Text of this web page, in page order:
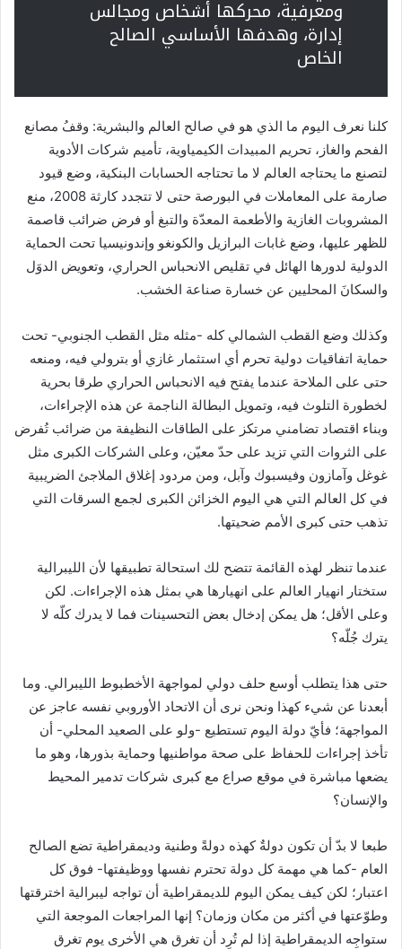
ومعرفية، محركها أشخاص ومجالس
إدارة، وهدفها الأساسي الصالح
الخاص
كلنا نعرف اليوم ما الذي هو في صالح العالم والبشرية: وقفُ مصانع
الفحم والغاز، تحريم المبيدات الكيمياوية، تأميم شركات الأدوية
لتصنع ما يحتاجه العالم لا ما تحتاجه الحسابات البنكية، وضع قيود
صارمة على المعاملات في البورصة حتى لا تتجدد كارثة 2008، منع
المشروبات الغازية والأطعمة المعدّة والتبغ أو فرض ضرائب قاصمة
للظهر عليها، وضع غابات البرازيل والكونغو وإندونيسيا تحت الحماية
الدولية لدورها الهائل في تقليص الانحباس الحراري، وتعويض الدوَل
والسكانَ المحليين عن خسارة صناعة الخشب.
وكذلك وضع القطب الشمالي كله -مثله مثل القطب الجنوبي- تحت
حماية اتفاقيات دولية تحرم أي استثمار غازي أو بترولي فيه، ومنعه
حتى على الملاحة عندما يفتح فيه الانحباس الحراري طرقا بحرية
لخطورة التلوث فيه، وتمويل البطالة الناجمة عن هذه الإجراءات،
وبناء اقتصاد تضامني مرتكز على الطاقات النظيفة من ضرائب تُفرض
على الثروات التي تزيد على حدّ معيّن، وعلى الشركات الكبرى مثل
غوغل وآمازون وفيسبوك وآبل، ومن مردود إغلاق الملاجئ الضريبية
في كل العالم التي هي اليوم الخزائن الكبرى لجمع السرقات التي
تذهب حتى كبرى الأمم ضحيتها.
عندما تنظر لهذه القائمة تتضح لك استحالة تطبيقها لأن الليبرالية
ستختار انهيار العالم على انهيارها هي بمثل هذه الإجراءات. لكن
وعلى الأقل؛ هل يمكن إدخال بعض التحسينات فما لا يدرك كلّه لا
يترك جُلّه؟
حتى هذا يتطلب أوسع حلف دولي لمواجهة الأخطبوط الليبرالي. وما
أبعدنا عن شيء كهذا ونحن نرى أن الاتحاد الأوروبي نفسه عاجز عن
المواجهة؛ فأيّ دولة اليوم تستطيع -ولو على الصعيد المحلي- أن
تأخذ إجراءات للحفاظ على صحة مواطنيها وحماية بذورها، وهو ما
يضعها مباشرة في موقع صراع مع كبرى شركات تدمير المحيط
والإنسان؟
طبعا لا بدّ أن تكون دولةٌ كهذه دولةً وطنية وديمقراطية تضع الصالح
العام -كما هي مهمة كل دولة تحترم نفسها ووظيفتها- فوق كل
اعتبار؛ لكن كيف يمكن اليوم للديمقراطية أن تواجه ليبرالية اخترقتها
وطوّعتها في أكثر من مكان وزمان؟ إنها المراجعات الموجعة التي
ستواجِه الديمقراطية إذا لم تُرِد أن تغرق هي الأخرى يوم تغرق